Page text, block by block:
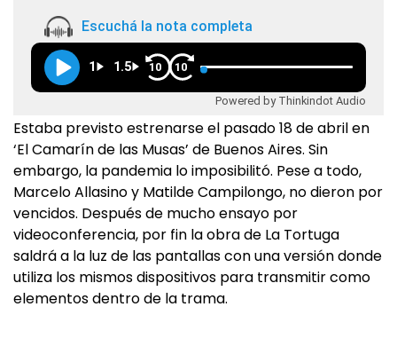
Escuchá la nota completa
1 1.5 10 10
Powered by Thinkindot Audio
Estaba previsto estrenarse el pasado 18 de abril en
‘El Camarín de las Musas’ de Buenos Aires. Sin
embargo, la pandemia lo imposibilitó. Pese a todo,
Marcelo Allasino y Matilde Campilongo, no dieron por
vencidos. Después de mucho ensayo por
videoconferencia, por fin la obra de La Tortuga
saldrá a la luz de las pantallas con una versión donde
utiliza los mismos dispositivos para transmitir como
elementos dentro de la trama.